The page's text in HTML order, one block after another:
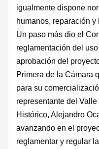
igualmente dispone
humanos, reparación
Un paso más dio el
reglamentación del
aprobación del
Primera de la Cámara
para su
representante del
Histórico, Alejandro
avanzando en el
reglamentar y regular